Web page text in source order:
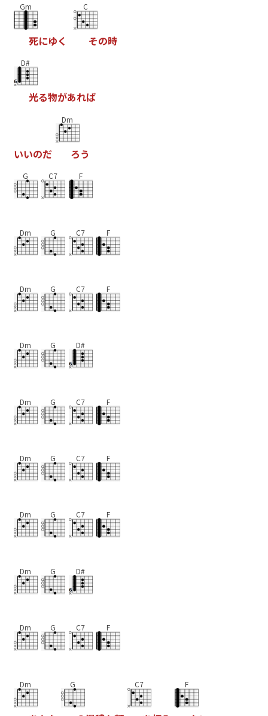
Gm
死にゆく
C
その時
D#
光る物があれば
いいのだ
Dm
ろう
G C7 F
Dm G C7 F
Dm G C7 F
Dm G D#
Dm G C7 F
Dm G C7 F
Dm G C7 F
Dm G D#
Dm G C7 F
Dm G C7 F